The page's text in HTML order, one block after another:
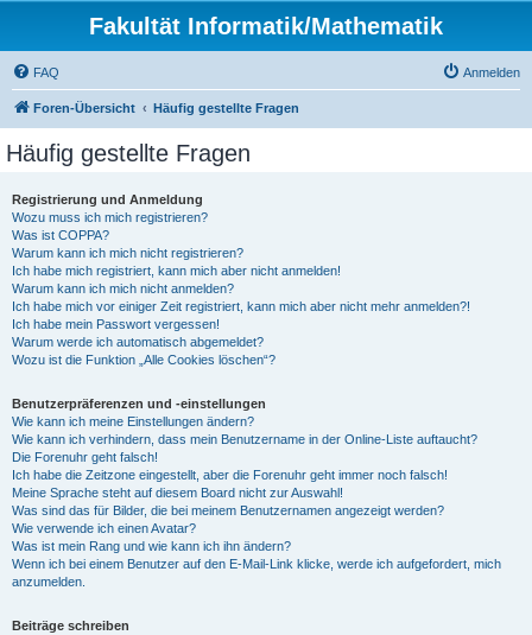
Fakultät Informatik/Mathematik
FAQ Anmelden
Foren-Übersicht Häufig gestellte Fragen
Häufig gestellte Fragen
Registrierung und Anmeldung
Wozu muss ich mich registrieren?
Was ist COPPA?
Warum kann ich mich nicht registrieren?
Ich habe mich registriert, kann mich aber nicht anmelden!
Warum kann ich mich nicht anmelden?
Ich habe mich vor einiger Zeit registriert, kann mich aber nicht mehr anmelden?!
Ich habe mein Passwort vergessen!
Warum werde ich automatisch abgemeldet?
Wozu ist die Funktion „Alle Cookies löschen“?
Benutzerpräferenzen und -einstellungen
Wie kann ich meine Einstellungen ändern?
Wie kann ich verhindern, dass mein Benutzername in der Online-Liste auftaucht?
Die Forenuhr geht falsch!
Ich habe die Zeitzone eingestellt, aber die Forenuhr geht immer noch falsch!
Meine Sprache steht auf diesem Board nicht zur Auswahl!
Was sind das für Bilder, die bei meinem Benutzernamen angezeigt werden?
Wie verwende ich einen Avatar?
Was ist mein Rang und wie kann ich ihn ändern?
Wenn ich bei einem Benutzer auf den E-Mail-Link klicke, werde ich aufgefordert, mich
anzumelden.
Beiträge schreiben